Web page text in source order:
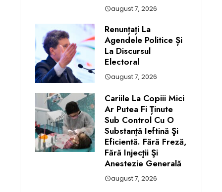
august 7, 2026
Renunțați La
Agendele Politice Și
La Discursul
Electoral
august 7, 2026
Cariile La Copiii Mici
Ar Putea Fi Ținute
Sub Control Cu O
Substanţă Ieftină Şi
Eficientă. Fără Freză,
Fără Injecţii Şi
Anestezie Generală
august 7, 2026